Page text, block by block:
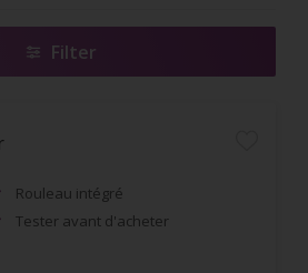
Filter
Rouleau intégré
Tester avant d'acheter